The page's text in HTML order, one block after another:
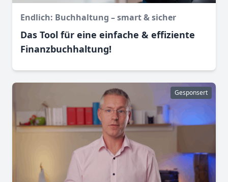
Endlich: Buchhaltung – smart & sicher
Das Tool für eine einfache & effiziente
Finanz­buchhaltung!
Gesponsert